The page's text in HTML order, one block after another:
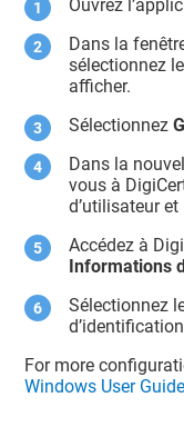
Ouvrez
Dans la
sélectionnez
afficher.
Sélectionnez
Dans la
vous à
d’utilisateur
Accédez à
Informations
Sélectionnez
For more
Windows User Guide